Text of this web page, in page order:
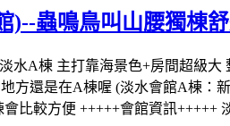
)--蟲鳴鳥叫山腰獨棟
水A棟 主打靠海景色+房間超級大
方還是在A棟喔 (淡水會館A棟
比較方便 +++++會館資訊+++++